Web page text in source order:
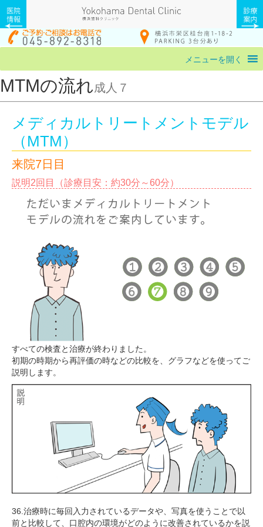
メニューを開く
MTMの流れ成人７
メディカルトリートメントモデル
（MTM）
来院7日目
説明2回目（診療目安：約30分～60分）
すべての検査と治療が終わりました。
初期の時期から再評価の時などの比較を、グラフなどを使ってご
説明します。
36.治療時に毎回入力されているデータや、写真を使うことで以
前と比較して、口腔内の環境がどのように改善されているかを説